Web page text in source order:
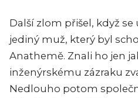
Další zlom přišel, když
jediný muž, který byl
Anathemě. Znali ho jen
inženýrskému zázraku
Nedlouho potom